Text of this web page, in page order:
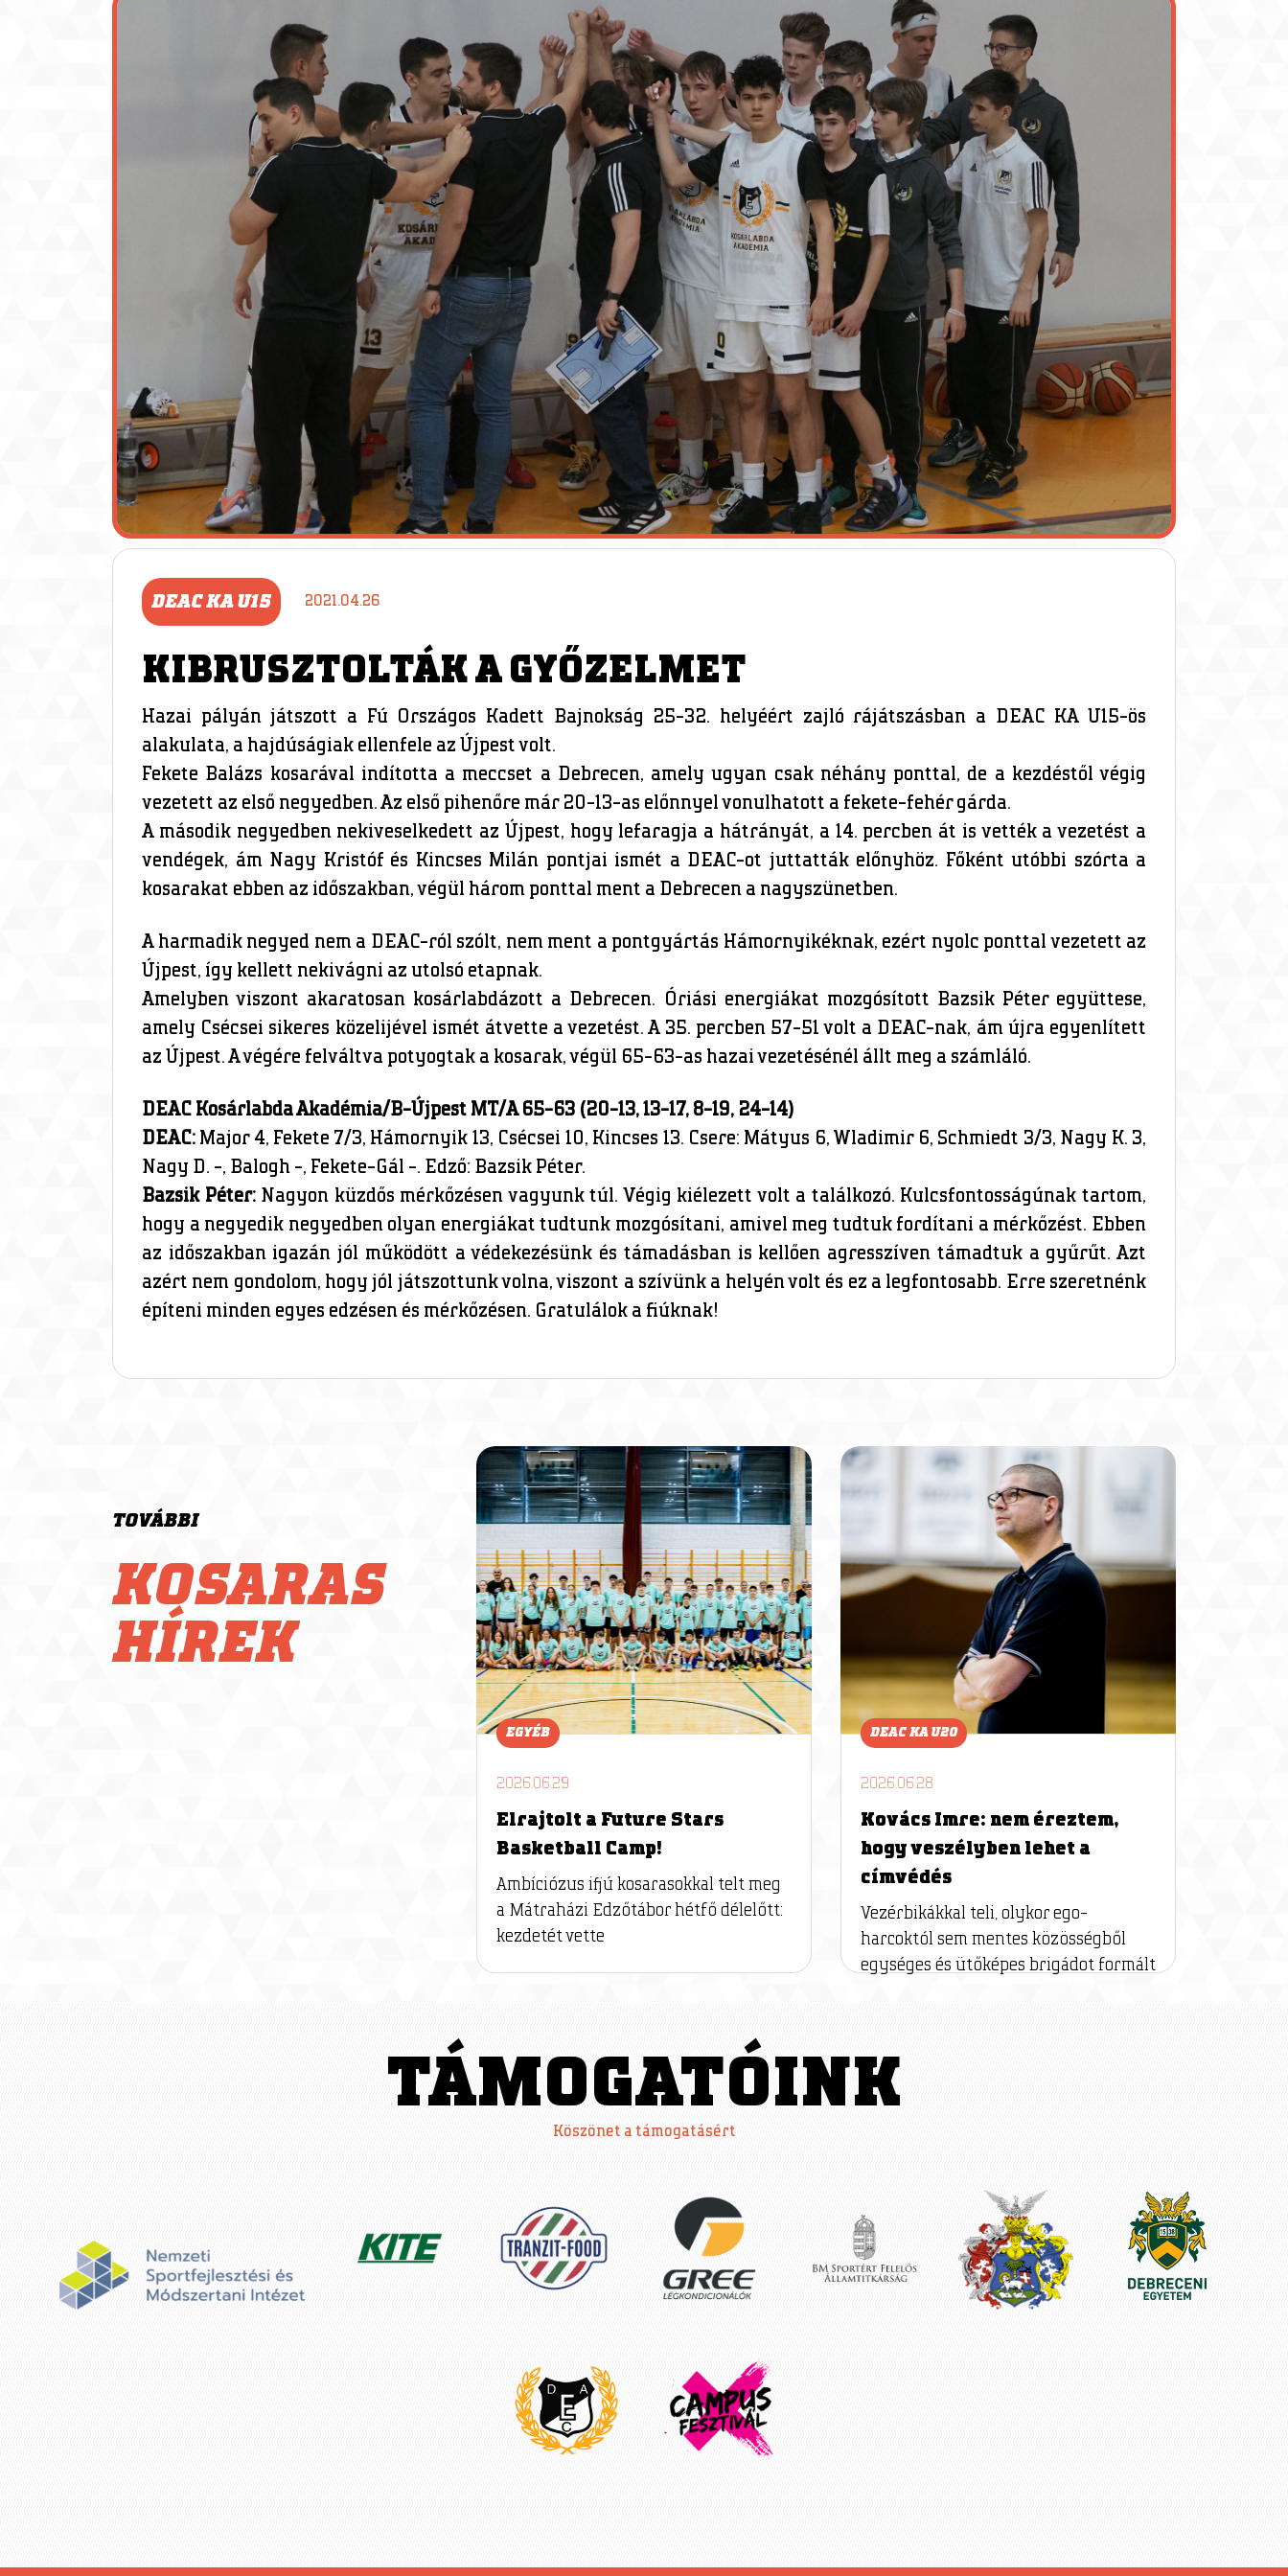
DEAC KA U15 2021.04.26
KIBRUSZTOLTÁK A GYŐZELMET
Hazai pályán játszott a Fú Országos Kadett Bajnokság 25-32. helyéért zajló rájátszásban a DEAC KA U15-ös
alakulata, a hajdúságiak ellenfele az Újpest volt.
Fekete Balázs kosarával indította a meccset a Debrecen, amely ugyan csak néhány ponttal, de a kezdéstől végig
vezetett az első negyedben. Az első pihenőre már 20-13-as előnnyel vonulhatott a fekete-fehér gárda.
A második negyedben nekiveselkedett az Újpest, hogy lefaragja a hátrányát, a 14. percben át is vették a vezetést a
vendégek, ám Nagy Kristóf és Kincses Milán pontjai ismét a DEAC-ot juttatták előnyhöz. Főként utóbbi szórta a
kosarakat ebben az időszakban, végül három ponttal ment a Debrecen a nagyszünetben.
A harmadik negyed nem a DEAC-ról szólt, nem ment a pontgyártás Hámornyikéknak, ezért nyolc ponttal vezetett az
Újpest, így kellett nekivágni az utolsó etapnak.
Amelyben viszont akaratosan kosárlabdázott a Debrecen. Óriási energiákat mozgósított Bazsik Péter együttese,
amely Csécsei sikeres közelijével ismét átvette a vezetést. A 35. percben 57-51 volt a DEAC-nak, ám újra egyenlített
az Újpest. A végére felváltva potyogtak a kosarak, végül 65-63-as hazai vezetésénél állt meg a számláló.
DEAC Kosárlabda Akadémia/B-Újpest MT/A 65-63 (20-13, 13-17, 8-19, 24-14)
DEAC: Major 4, Fekete 7/3, Hámornyik 13, Csécsei 10, Kincses 13. Csere: Mátyus 6, Wladimir 6, Schmiedt 3/3, Nagy K. 3,
Nagy D. -, Balogh -, Fekete-Gál -. Edző: Bazsik Péter.
Bazsik Péter:Nagyon küzdős mérkőzésen vagyunk túl. Végig kiélezett volt a találkozó. Kulcsfontosságúnak tartom,
hogy a negyedik negyedben olyan energiákat tudtunk mozgósítani, amivel meg tudtuk fordítani a mérkőzést. Ebben
az időszakban igazán jól működött a védekezésünk és támadásban is kellően agresszíven támadtuk a gyűrűt. Azt
azért nem gondolom, hogy jól játszottunk volna, viszont a szívünk a helyén volt és ez a legfontosabb. Erre szeretnénk
építeni minden egyes edzésen és mérkőzésen. Gratulálok a fiúknak!
TOVÁBBI
KOSARAS
HÍREK
EGYÉB
2026.06.29
Elrajtolt a Future Stars
Basketball Camp!
Ambíciózus ifjú kosarasokkal telt meg
a Mátraházi Edzőtábor hétfő délelőtt:
kezdetét vette
DEAC KA U20
2026.06.28
Kovács Imre: nem éreztem,
hogy veszélyben lehet a
címvédés
Vezérbikákkal teli, olykor ego-
harcoktól sem mentes közösségből
egységes és ütőképes brigádot formált
TÁMOGATÓINK
Köszönet a támogatásért